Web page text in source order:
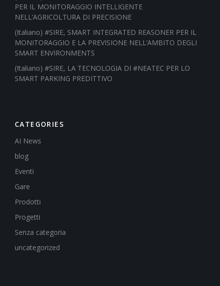
PER IL MONITORAGGIO INTELLIGENTE
NELL’AGRICOLTURA DI PRECISIONE
(Italiano) #SIRE, SMART INTEGRATED REASONER PER IL
MONITORAGGIO E LA PREVISIONE NELL’AMBITO DEGLI
SMART ENVIRONMENTS
(Italiano) #SIRE, LA TECNOLOGIA DI #NEATEC PER LO
SMART PARKING PREDITTIVO
CATEGORIES
AI News
blog
Eventi
Gare
Prodotti
Progetti
Senza categoria
uncategorized